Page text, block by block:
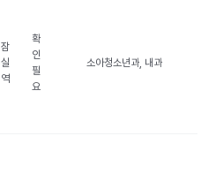
잠
실
역
확
인
필
요
소아청소년과, 내과